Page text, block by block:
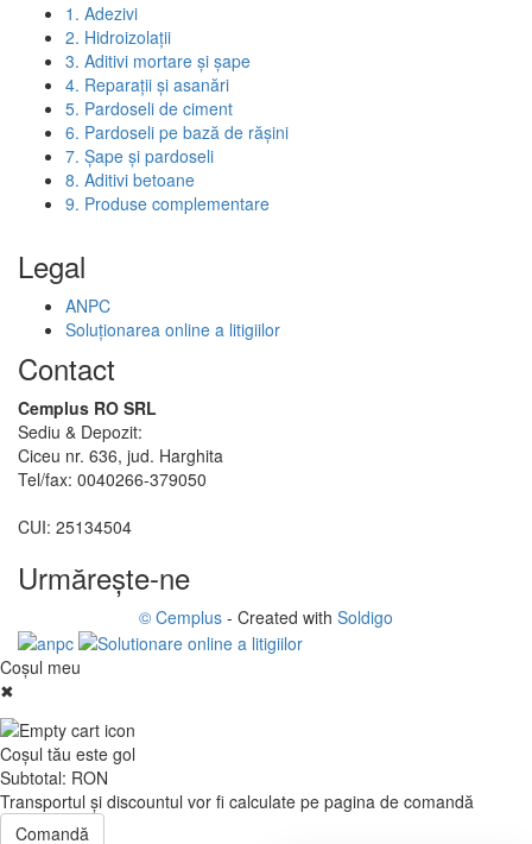
1. Adezivi
2. Hidroizolații
3. Aditivi mortare și șape
4. Reparații și asanări
5. Pardoseli de ciment
6. Pardoseli pe bază de rășini
7. Șape și pardoseli
8. Aditivi betoane
9. Produse complementare
Legal
ANPC
Soluționarea online a litigiilor
Contact
Cemplus RO SRL
Sediu & Depozit:
Ciceu nr. 636, jud. Harghita
Tel/fax: 0040266-379050
CUI: 25134504
Urmăreşte-ne
© Cemplus - Created with Soldigo
Coşul meu
✖
Coşul tău este gol
Subtotal: RON
Transportul şi discountul vor fi calculate pe pagina de comandă
Comandă